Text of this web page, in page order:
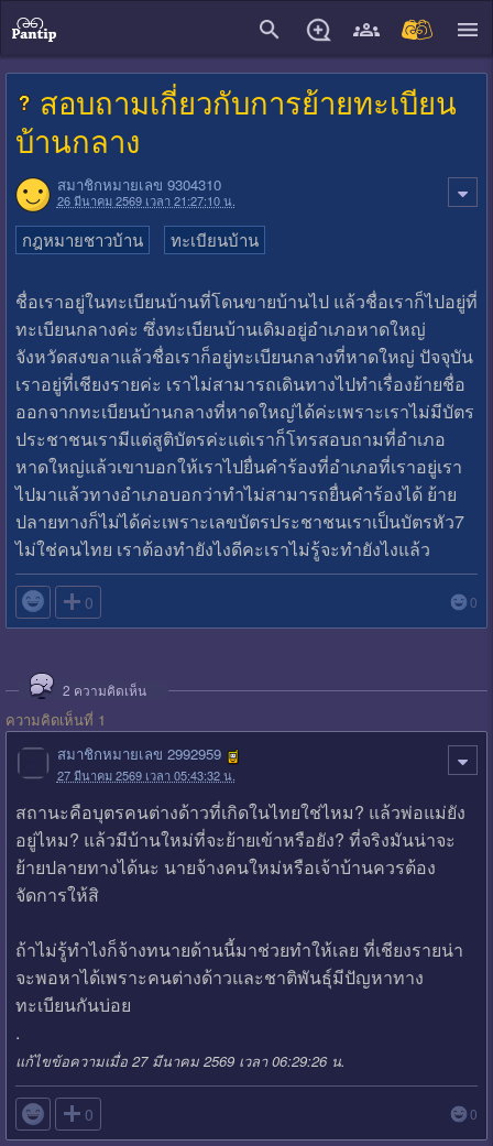
สอบถามเกี่ยวกับการย้ายทะเบียน
บ้านกลาง
สมาชิกหมายเลข 9304310
26 มีนาคม 2569 เวลา 21:27:10 น.
กฎหมายชาวบ้าน ทะเบียนบ้าน
ชื่อเราอยู่ในทะเบียนบ้านที่โดนขายบ้านไป แล้วชื่อเราก็ไปอยู่ที่
ทะเบียนกลางค่ะ ซึ่งทะเบียนบ้านเดิมอยู่อำเภอหาดใหญ่
จังหวัดสงขลาแล้วชื่อเราก็อยู่ทะเบียนกลางที่หาดใหญ่ ปัจจุบัน
เราอยู่ที่เชียงรายค่ะ เราไม่สามารถเดินทางไปทำเรื่องย้ายชื่อ
ออกจากทะเบียนบ้านกลางที่หาดใหญ่ได้ค่ะเพราะเราไม่มีบัตร
ประชาชนเรามีแต่สูติบัตรค่ะแต่เราก็โทรสอบถามที่อำเภอ
หาดใหญ่แล้วเขาบอกให้เราไปยื่นคำร้องที่อำเภอที่เราอยู่เรา
ไปมาแล้วทางอำเภอบอกว่าทำไม่สามารถยื่นคำร้องได้ ย้าย
ปลายทางก็ไม่ได้ค่ะเพราะเลขบัตรประชาชนเราเป็นบัตรหัว7
ไม่ใช่คนไทย เราต้องทำยังไงดีคะเราไม่รู้จะทำยังไงแล้ว
 0 0
2 ความคิดเห็น
ความคิดเห็นที่ 1
สมาชิกหมายเลข 2992959
27 มีนาคม 2569 เวลา 05:43:32 น.
สถานะคือบุตรคนต่างด้าวที่เกิดในไทยใช่ไหม? แล้วพ่อแม่ยัง
อยู่ไหม? แล้วมีบ้านใหม่ที่จะย้ายเข้าหรือยัง? ที่จริงมันน่าจะ
ย้ายปลายทางได้นะ นายจ้างคนใหม่หรือเจ้าบ้านควรต้อง
จัดการให้สิ
ถ้าไม่รู้ทำไงก็จ้างทนายด้านนี้มาช่วยทำให้เลย ที่เชียงรายน่า
จะพอหาได้เพราะคนต่างด้าวและชาติพันธุ์มีปัญหาทาง
ทะเบียนกันบ่อย
.
แก้ไขข้อความเมื่อ 27 มีนาคม 2569 เวลา 06:29:26 น.
 0 0
close